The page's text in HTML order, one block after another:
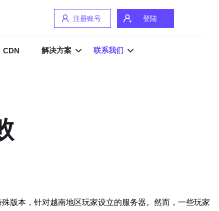
注册账号 登陆
CDN 解决方案 联系我们
版本，针对越南地区玩家设立的服务器。然而，一些玩家